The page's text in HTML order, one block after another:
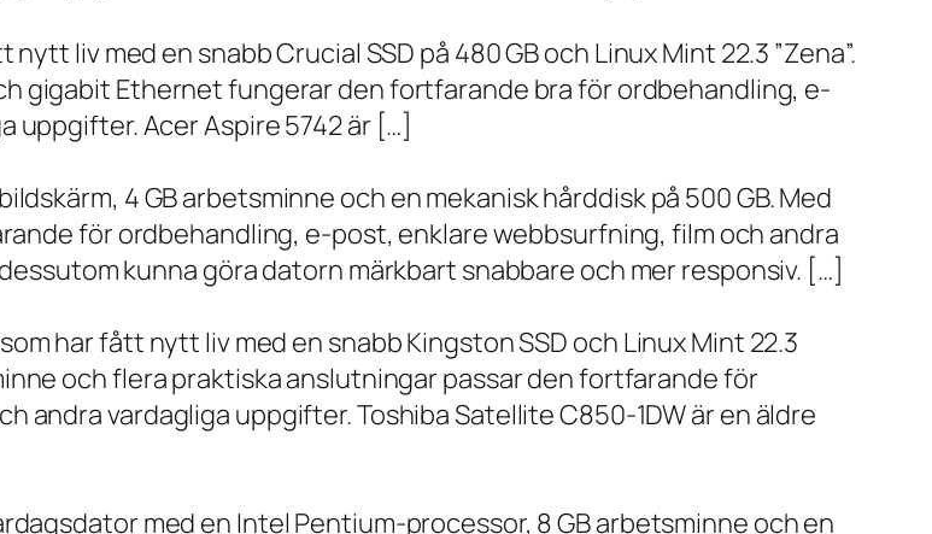
liv med en snabb Crucial SSD på 480 GB och Linux Mint 22.3 ”Zena”.
gigabit Ethernet fungerar den fortfarande bra för ordbehandling, e-
uppgifter. Acer Aspire 5742 är […]
4 GB arbetsminne och en mekanisk hårddisk på 500 GB. Med
för ordbehandling, e-post, enklare webbsurfning, film och andra
kunna göra datorn märkbart snabbare och mer responsiv. […]
har fått nytt liv med en snabb Kingston SSD och Linux Mint 22.3
och flera praktiska anslutningar passar den fortfarande för
vardagliga uppgifter. Toshiba Satellite C850-1DW är en äldre
med en Intel Pentium-processor, 8 GB arbetsminne och en